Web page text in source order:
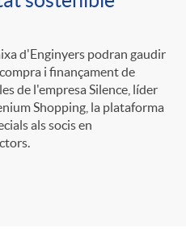
d'Enginyers podran gaudir
i finançament de
de l'empresa Silence, líder
Shopping, la plataforma
als socis en